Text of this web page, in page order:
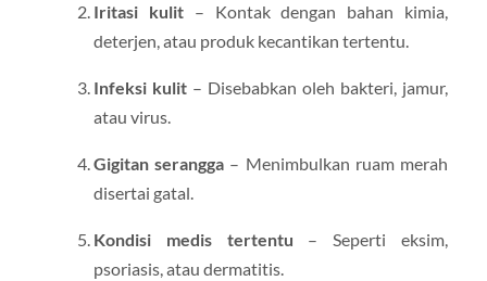
Iritasi kulit– Kontak dengan bahan kimia,
deterjen, atau produk kecantikan tertentu.
Infeksi kulit– Disebabkan oleh bakteri, jamur,
atau virus.
Gigitan serangga – Menimbulkan ruam merah
disertai gatal.
Kondisi medis tertentu – Seperti eksim,
psoriasis, atau dermatitis.